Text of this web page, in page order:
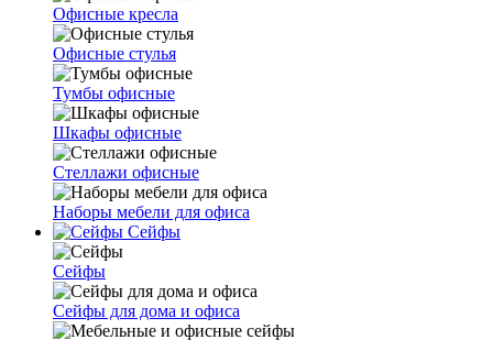
Офисные кресла
Офисные стулья
Тумбы офисные
Шкафы офисные
Стеллажи офисные
Наборы мебели для офиса
Сейфы
Сейфы
Сейфы для дома и офиса